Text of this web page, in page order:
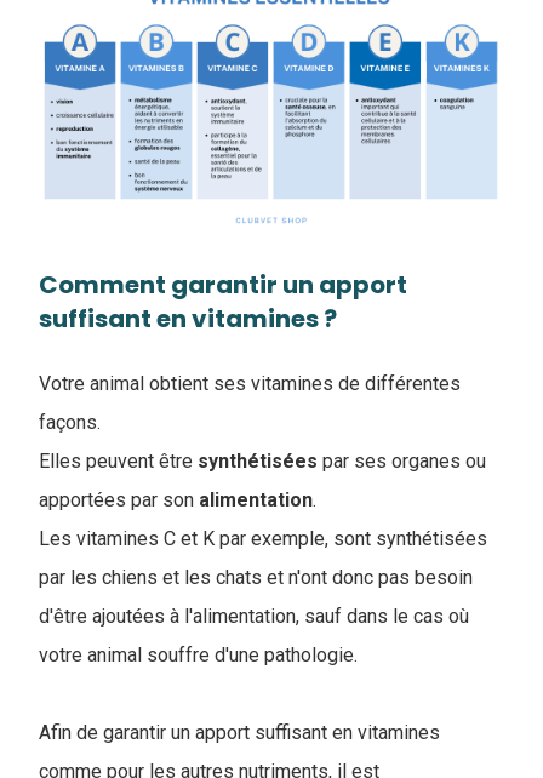
Comment garantir un apport
suffisant en vitamines ?
Votre animal obtient ses vitamines de différentes
façons.
Elles peuvent être synthétisées par ses organes ou
apportées par son alimentation.
Les vitamines C et K par exemple, sont synthétisées
par les chiens et les chats et n'ont donc pas besoin
d'être ajoutées à l'alimentation, sauf dans le cas où
votre animal souffre d'une pathologie.
Afin de garantir un apport suffisant en vitamines
comme pour les autres nutriments, il est